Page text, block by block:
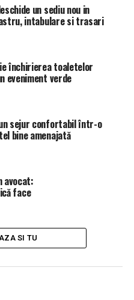
un sediu nou in
intabulare si trasari
închirierea toaletelor
eveniment verde
sejur confortabil într-o
bine amenajată
avocat:
face
SI TU